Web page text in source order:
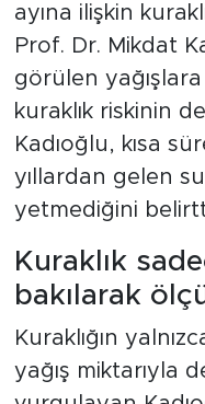
ayına ilişkin
Prof. Dr. Mikdat
görülen
kuraklık riskinin
Kadıoğlu, kısa
yıllardan gelen su
yetmediğini
Kuraklık
bakılarak
Kuraklığın
yağış miktarıyla